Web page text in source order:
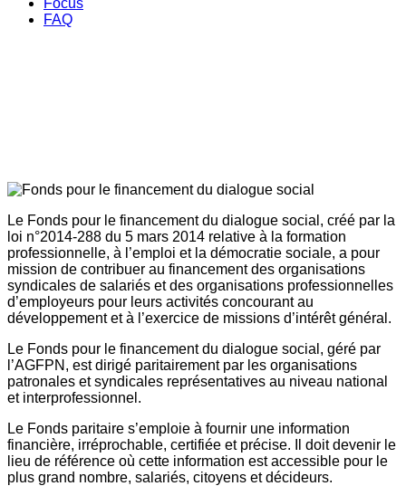
Focus
FAQ
Le Fonds pour le financement du dialogue social, créé par la
loi n°2014-288 du 5 mars 2014 relative à la formation
professionnelle, à l’emploi et la démocratie sociale, a pour
mission de contribuer au financement des organisations
syndicales de salariés et des organisations professionnelles
d’employeurs pour leurs activités concourant au
développement et à l’exercice de missions d’intérêt général.
Le Fonds pour le financement du dialogue social, géré par
l’AGFPN, est dirigé paritairement par les organisations
patronales et syndicales représentatives au niveau national
et interprofessionnel.
Le Fonds paritaire s’emploie à fournir une information
financière, irréprochable, certifiée et précise. Il doit devenir le
lieu de référence où cette information est accessible pour le
plus grand nombre, salariés, citoyens et décideurs.